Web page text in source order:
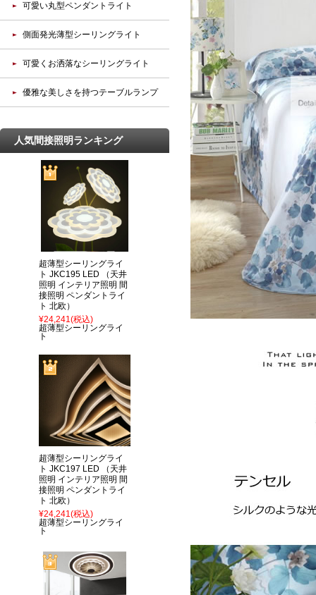
可愛い丸型ペンダントライト
側面発光薄型シーリングライト
可愛くお洒落なシーリングライト
優雅な美しさを持つテーブルランプ
人気間接照明ランキング
超薄型シーリングライ
ト JKC195 LED （天井
照明 インテリア照明 間
接照明 ペンダントライ
ト 北欧）
¥24,241(税込)
超薄型シーリングライ
ト
超薄型シーリングライ
ト JKC197 LED （天井
照明 インテリア照明 間
接照明 ペンダントライ
ト 北欧）
¥24,241(税込)
超薄型シーリングライ
ト